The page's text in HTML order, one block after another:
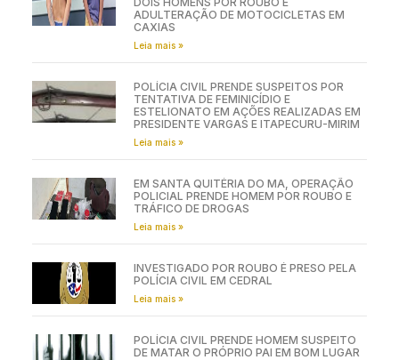
ADULTERAÇÃO DE MOTOCICLETAS EM
CAXIAS
Leia mais »
POLÍCIA CIVIL PRENDE SUSPEITOS POR
TENTATIVA DE FEMINICÍDIO E
ESTELIONATO EM AÇÕES REALIZADAS EM
PRESIDENTE VARGAS E ITAPECURU-MIRIM
Leia mais »
EM SANTA QUITÉRIA DO MA, OPERAÇÃO
POLICIAL PRENDE HOMEM POR ROUBO E
TRÁFICO DE DROGAS
Leia mais »
INVESTIGADO POR ROUBO É PRESO PELA
POLÍCIA CIVIL EM CEDRAL
Leia mais »
POLÍCIA CIVIL PRENDE HOMEM SUSPEITO
DE MATAR O PRÓPRIO PAI EM BOM LUGAR